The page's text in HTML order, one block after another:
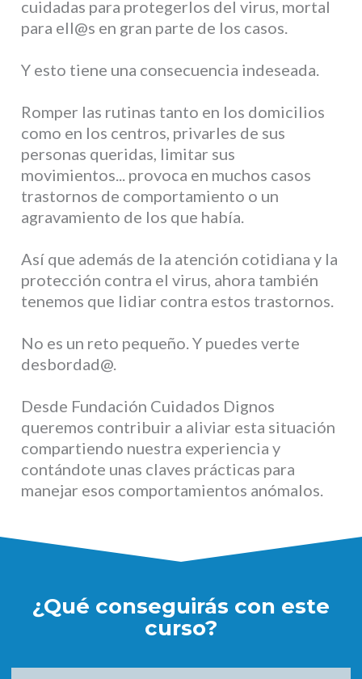
cuidadas para protegerlos del virus, mortal
para ell@s en gran parte de los casos.
Y esto tiene una consecuencia indeseada.
Romper las rutinas tanto en los domicilios
como en los centros, privarles de sus
personas queridas, limitar sus
movimientos... provoca en muchos casos
trastornos de comportamiento o un
agravamiento de los que había.
Así que además de la atención cotidiana y la
protección contra el virus, ahora también
tenemos que lidiar contra estos trastornos.
No es un reto pequeño. Y puedes verte
desbordad@.
Desde Fundación Cuidados Dignos
queremos contribuir a aliviar esta situación
compartiendo nuestra experiencia y
contándote unas claves prácticas para
manejar esos comportamientos anómalos.
¿Qué conseguirás con este
curso?